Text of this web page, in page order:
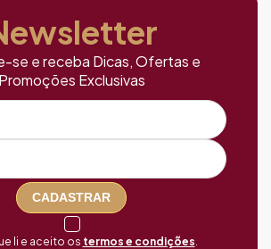
se e receba Dicas, Ofertas e
Promoções Exclusivas
CADASTRAR
li e aceito os termos e condições